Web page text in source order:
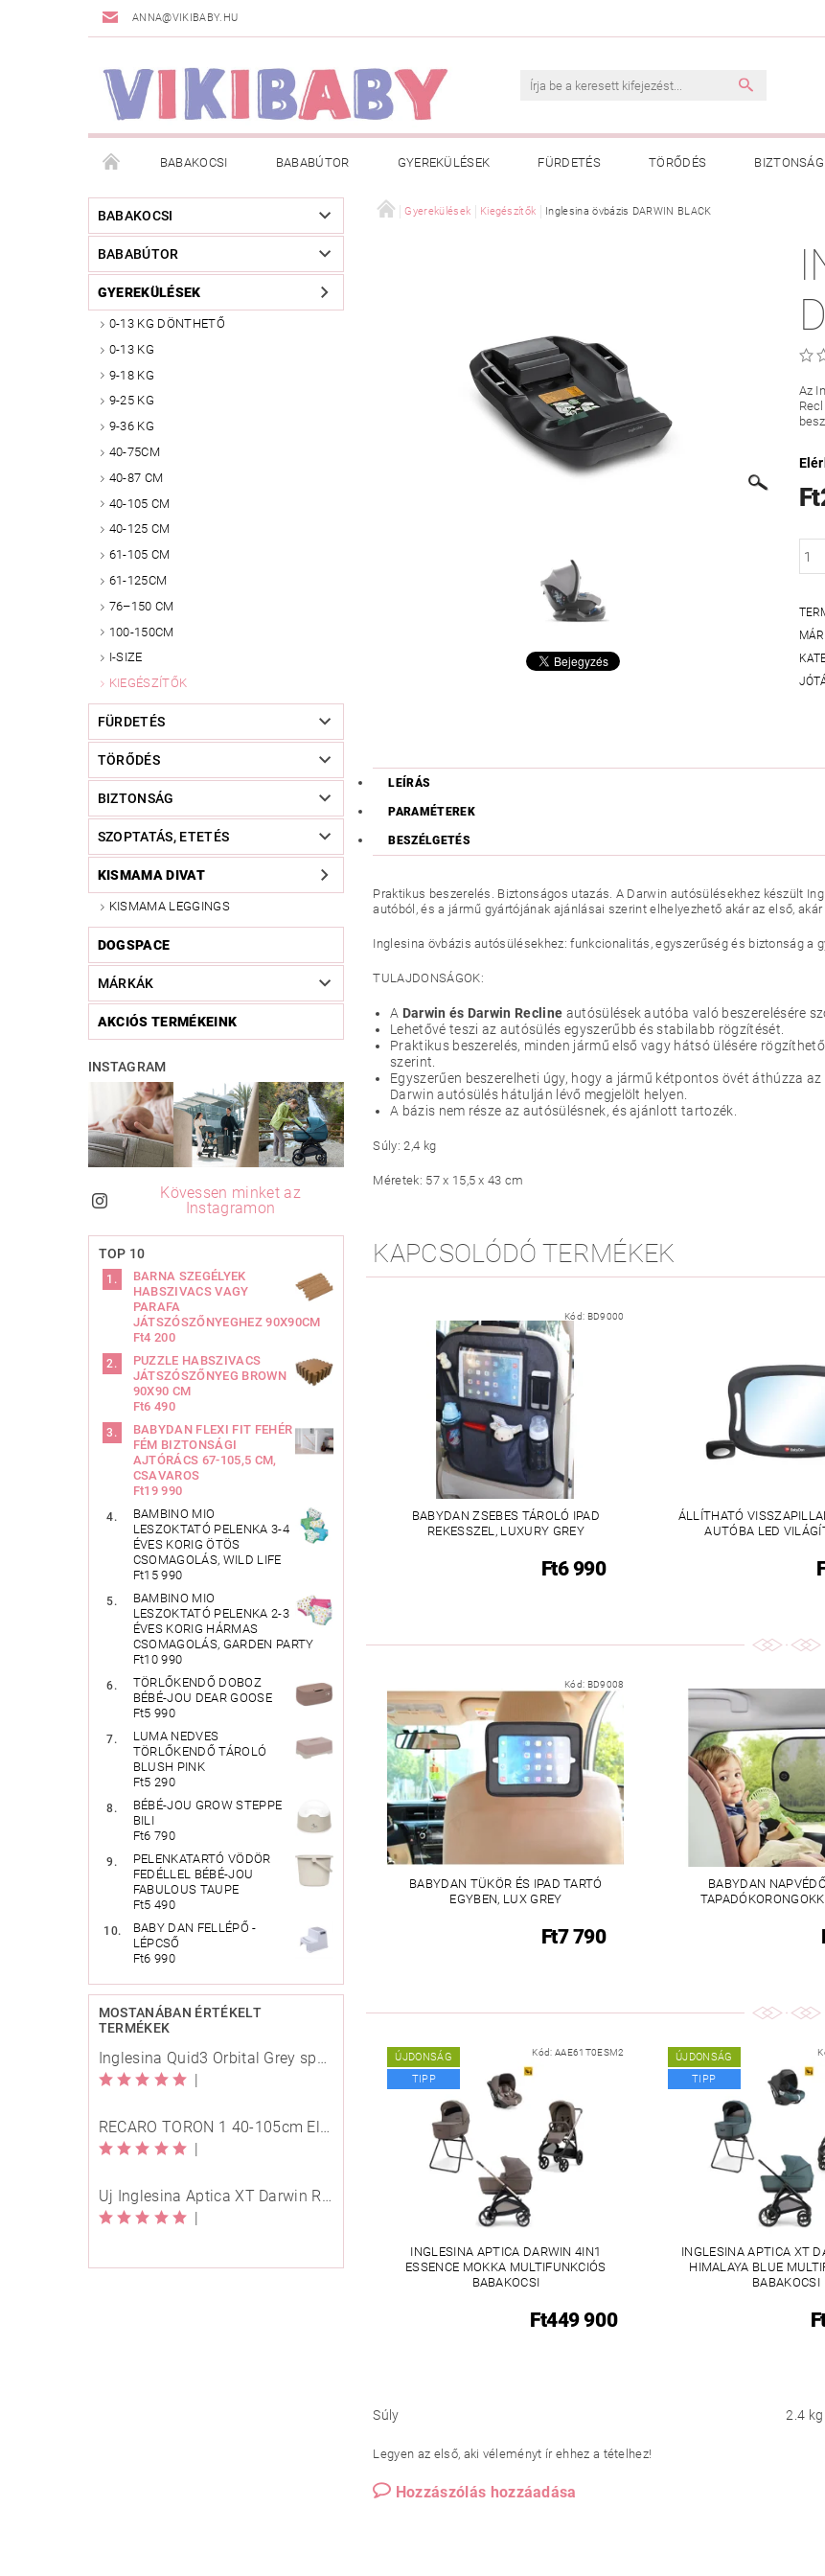
ANNA@VIKIBABY.HU
BABAKOCSI BABABÚTOR GYEREKÜLÉSEK FÜRDETÉS TÖRŐDÉS BIZTONSÁG
DOGSPACE AKCIÓS TERMÉKEINK VÁSÁRLÁSI FELTÉTELEK ADATKEZELÉSI
TÖRZSVÁSÁRLÓI PROGRAM RÓLUNK
BABAKOCSI
BABABÚTOR
GYEREKÜLÉSEK
0-13 KG DÖNTHETŐ
0-13 KG
9-18 KG
9-25 KG
9-36 KG
40-75CM
40-87 CM
40-105 CM
40-125 CM
61-105 CM
61-125CM
76–150 CM
100-150CM
I-SIZE
KIEGÉSZÍTŐK
FÜRDETÉS
TÖRŐDÉS
BIZTONSÁG
SZOPTATÁS, ETETÉS
KISMAMA DIVAT
KISMAMA LEGGINGS
DOGSPACE
MÁRKÁK
AKCIÓS TERMÉKEINK
INSTAGRAM
Kövessen minket az
Instagramon
TOP 10
BARNA SZEGÉLYEK
HABSZIVACS VAGY
PARAFA
JÁTSZÓSZŐNYEGHEZ 90X90CM
Ft4 200
PUZZLE HABSZIVACS
JÁTSZÓSZŐNYEG BROWN
90X90 CM
Ft6 490
BABYDAN FLEXI FIT FEHÉR
FÉM BIZTONSÁGI
AJTÓRÁCS 67-105,5 CM,
CSAVAROS
Ft19 990
BAMBINO MIO
LESZOKTATÓ PELENKA 3-4
ÉVES KORIG ÖTÖS
CSOMAGOLÁS, WILD LIFE
Ft15 990
BAMBINO MIO
LESZOKTATÓ PELENKA 2-3
ÉVES KORIG HÁRMAS
CSOMAGOLÁS, GARDEN PARTY
Ft10 990
TÖRLŐKENDŐ DOBOZ
BÉBÉ-JOU DEAR GOOSE
Ft5 990
LUMA NEDVES
TÖRLŐKENDŐ TÁROLÓ
BLUSH PINK
Ft5 290
BÉBÉ-JOU GROW STEPPE
BILI
Ft6 790
PELENKATARTÓ VÖDÖR
FEDÉLLEL BÉBÉ-JOU
FABULOUS TAUPE
Ft5 490
BABY DAN FELLÉPŐ -
LÉPCSŐ
Ft6 990
MOSTANÁBAN ÉRTÉKELT
TERMÉKEK
Inglesina Quid3 Orbital Grey sport babakocsi
|
RECARO TORON 1 40-105cm Elegant Beige
|
Új Inglesina Aptica XT Darwin Recline Evo 4in1 Himalaya Blue multifunkciós babakocsi
|
Gyerekülések Kiegészítők Inglesina övbázis DARWIN BLACK
Az
LEÍRÁS
PARAMÉTEREK
BESZÉLGETÉS
Praktikus beszerelés. Biztonságos utazás. A Darwin autósülésekhez készült
autóból, és a jármű gyártójának ajánlásai szerint elhelyezhető akár az első,
Inglesina övbázis autósülésekhez: funkcionalitás, egyszerűség és biztonság a
TULAJDONSÁGOK:
A Darwin és Darwin Recline autósülések autóba való beszerelésére
Lehetővé teszi az autósülés egyszerűbb és stabilabb rögzítését.
Praktikus beszerelés, minden jármű első vagy hátsó ülésére
szerint.
Egyszerűen beszerelheti úgy, hogy a jármű kétpontos övét áthúzza
Darwin autósülés hátulján lévő megjelölt helyen.
A bázis nem része az autósülésnek, és ajánlott tartozék.
Súly: 2,4 kg
Méretek: 57 x 15,5 x 43 cm
KAPCSOLÓDÓ TERMÉKEK
Kód: BD9000
BABYDAN ZSEBES TÁROLÓ IPAD
REKESSZEL, LUXURY GREY
Ft6 990
ÁLLÍTHATÓ
AUTÓBA LED
Kód: BD9008
BABYDAN TÜKÖR ÉS IPAD TARTÓ
EGYBEN, LUX GREY
Ft7 790
BABYDAN
ÚJDONSÁG
TIPP
Kód: AAE61T0ESM2
INGLESINA APTICA DARWIN 4IN1
ESSENCE MOKKA MULTIFUNKCIÓS
BABAKOCSI
Ft449 900
ÚJDONSÁG
TIPP
INGLESINA APTICA XT
HIMALAYA BLUE
BABAKOCSI
Súly 2.4 kg
Legyen az első, aki véleményt ír ehhez a tételhez!
Hozzászólás hozzáadása